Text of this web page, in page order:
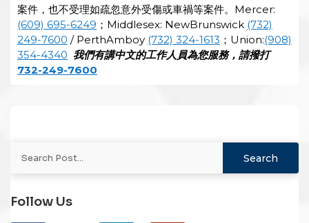
案件，也不受理如疏忽意外受傷或車禍等案件。Mercer:
(609) 695-6249 ；Middlesex: NewBrunswick (732)
249-7600 / PerthAmboy (732) 324-1613 ；Union:(908)
354-4340 我們有講中文的工作人員為您服務，請撥打
732-249-7600
Follow Us